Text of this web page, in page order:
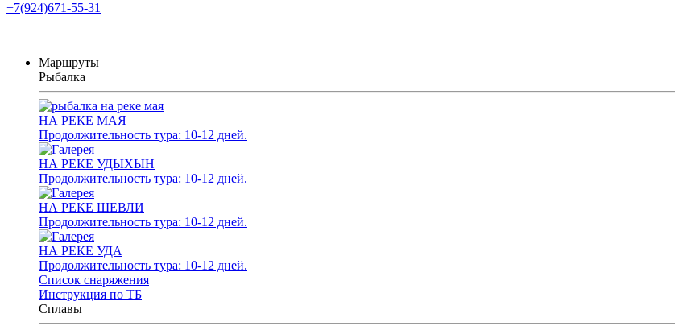
+7(924)671-55-31
Маршруты
Рыбалка
НА РЕКЕ МАЯ
Продолжительность тура: 10-12 дней.
НА РЕКЕ УДЫХЫН
Продолжительность тура: 10-12 дней.
НА РЕКЕ ШЕВЛИ
Продолжительность тура: 10-12 дней.
НА РЕКЕ УДА
Продолжительность тура: 10-12 дней.
Список снаряжения
Инструкция по ТБ
Сплавы